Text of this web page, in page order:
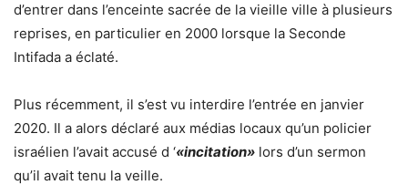
d’entrer dans l’enceinte sacrée de la vieille ville à plusieurs
reprises, en particulier en 2000 lorsque la Seconde
Intifada a éclaté.
Plus récemment, il s’est vu interdire l’entrée en janvier
2020. Il a alors déclaré aux médias locaux qu’un policier
israélien l’avait accusé d ‘«incitation» lors d’un sermon
qu’il avait tenu la veille.